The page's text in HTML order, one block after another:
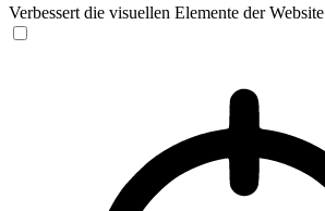
Verbessert die visuellen Elemente der Website